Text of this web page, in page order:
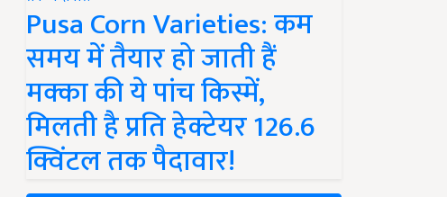
Pusa Corn Varieties: कम
समय में तैयार हो जाती हैं
मक्का की ये पांच किस्में,
मिलती है प्रति हेक्टेयर 126.6
क्विंटल तक पैदावार!